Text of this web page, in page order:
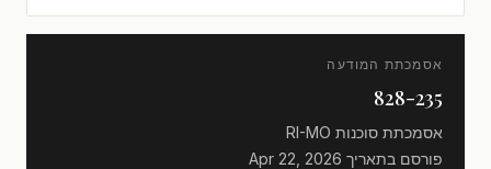
אסמכתת המודעה
828-235
אסמכתת סוכנות
פורסם בתאריך